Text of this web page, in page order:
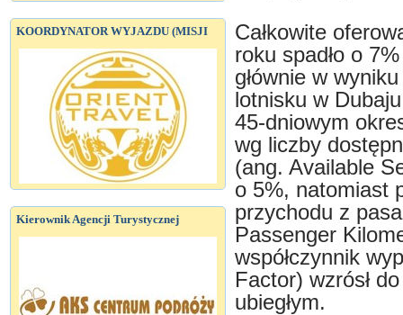
KOORDYNATOR WYJAZDU (MISJI
Kierownik Agencji Turystycznej
Całkowite
roku spadło o
głównie w
lotnisku w
45-dniowym
wg liczby
(ang. Available
o 5%, natomiast
przychodu z
Passenger
współczynnik
Factor) wzrósł
ubiegłym.